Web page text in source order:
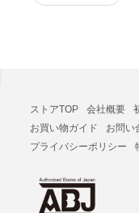
ストアTOP 会社概要
お買い物ガイド
お問い
プライバシーポリシー